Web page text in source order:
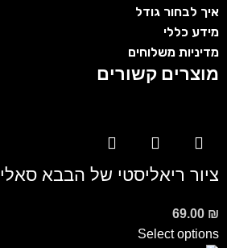
איך לבחור גודל
מידע כללי
מדיניות משלוחים
מוצרים קשורים
ציור ריאליסטי של הבבא סאלי
69.00 ₪
Select options